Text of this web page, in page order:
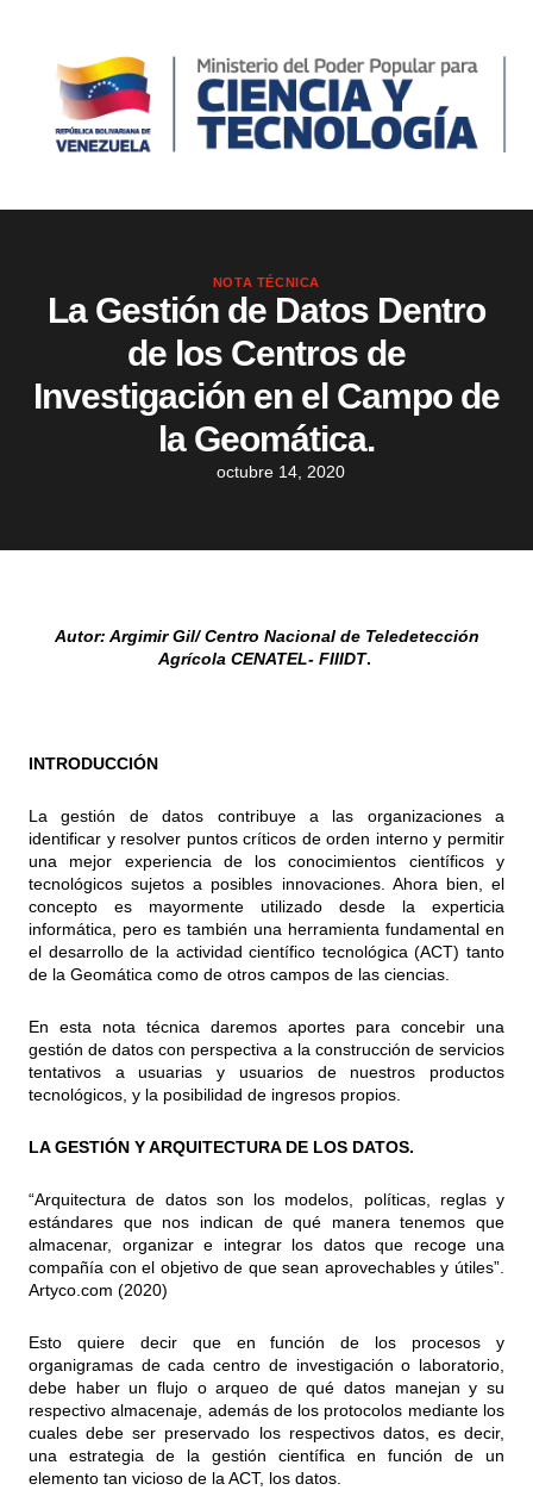
NOTA TÉCNICA
La Gestión de Datos Dentro
de los Centros de
Investigación en el Campo de
la Geomática.
octubre 14, 2020
Autor: Argimir Gil/ Centro Nacional de Teledetección
Agrícola CENATEL- FIIIDT.
INTRODUCCIÓN
La gestión de datos contribuye a las organizaciones a
identificar y resolver puntos críticos de orden interno y permitir
una mejor experiencia de los conocimientos científicos y
tecnológicos sujetos a posibles innovaciones. Ahora bien, el
concepto es mayormente utilizado desde la experticia
informática, pero es también una herramienta fundamental en
el desarrollo de la actividad científico tecnológica (ACT) tanto
de la Geomática como de otros campos de las ciencias.
En esta nota técnica daremos aportes para concebir una
gestión de datos con perspectiva a la construcción de servicios
tentativos a usuarias y usuarios de nuestros productos
tecnológicos, y la posibilidad de ingresos propios.
LA GESTIÓN Y ARQUITECTURA DE LOS DATOS.
“Arquitectura de datos son los modelos, políticas, reglas y
estándares que nos indican de qué manera tenemos que
almacenar, organizar e integrar los datos que recoge una
compañía con el objetivo de que sean aprovechables y útiles”.
Artyco.com (2020)
Esto quiere decir que en función de los procesos y
organigramas de cada centro de investigación o laboratorio,
debe haber un flujo o arqueo de qué datos manejan y su
respectivo almacenaje, además de los protocolos mediante los
cuales debe ser preservado los respectivos datos, es decir,
una estrategia de la gestión científica en función de un
elemento tan vicioso de la ACT, los datos.